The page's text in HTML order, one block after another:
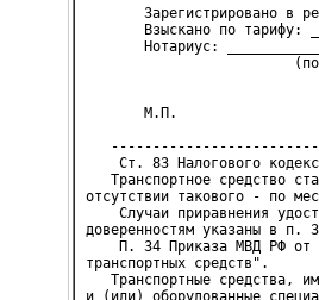
Зарегистрировано в
Взыскано по тарифу:
Нотариус:
М.П.
Cт. 83 Налогового
Транспортное средство
отсутствии такового - по
Случаи приравнения
доверенностям указаны в п.
П. 34 Приказа МВД РФ от
транспортных средств".
Транспортные средства,
и (или) оборудованные